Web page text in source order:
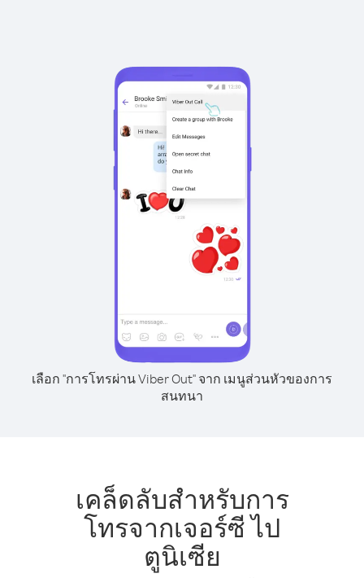
เลือก "การโทรผ่าน Viber Out" จาก เมนูส่วนหัวของการ
สนทนา
เคล็ดลับสำหรับการ
โทรจากเจอร์ซี ไป
ตูนิเซีย